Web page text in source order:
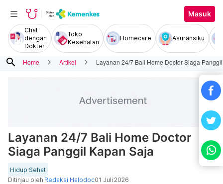
Masuk
Chat
dengan
Dokter
Toko
Kesehatan
Homecare Asuransiku
search Home Artikel Layanan 24/7 Bali Home Doctor Siaga
Layanan 24/7 Bali Home Doctor
Siaga Panggil Kapan Saja
Hidup Sehat
Ditinjau oleh Redaksi Halodoc01 Juli 2026